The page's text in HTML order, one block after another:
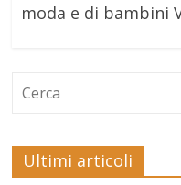
moda e di bambini
Ultimi articoli